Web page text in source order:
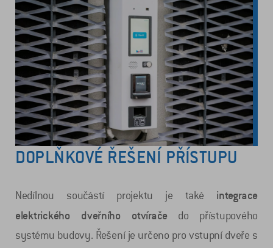
DOPLŇKOVÉ ŘEŠENÍ PŘÍSTUPU
Nedílnou součástí projektu je také integrace
elektrického dveřního otvírače do přístupového
systému budovy. Řešení je určeno pro vstupní dveře s